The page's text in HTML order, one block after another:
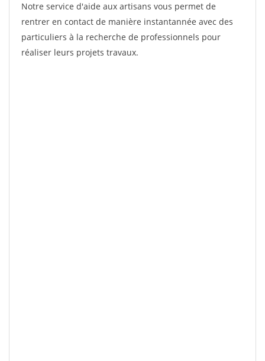
Notre service d'aide aux artisans vous permet de
rentrer en contact de manière instantannée avec des
particuliers à la recherche de professionnels pour
réaliser leurs projets travaux.